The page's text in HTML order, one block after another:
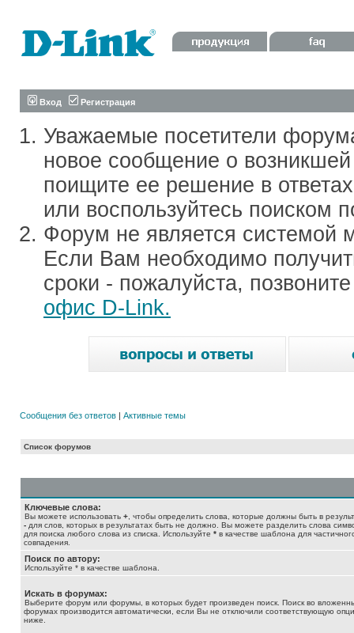
Вход Регистрация
Уважаемые посетители
новое сообщение о
поищите ее решение в
или воспользуйтесь поиском
Форум не является системой
Если Вам необходимо
сроки - пожалуйста,
офис D-Link.
Сообщения без ответов | Активные темы
Список форумов
Ключевые слова:
Вы можете использовать + , чтобы определить слова, которые должны быть в
- для слов, которых в результатах быть не должно. Вы можете разделить слова
для поиска любого слова из списка. Используйте * в качестве шаблона для
совпадения.
Поиск по автору:
Используйте * в качестве шаблона.
Искать в форумах:
Выберите форум или форумы, в которых будет произведен поиск. Поиск во
форумах производится автоматически, если Вы не отключили соответствующую
ниже.